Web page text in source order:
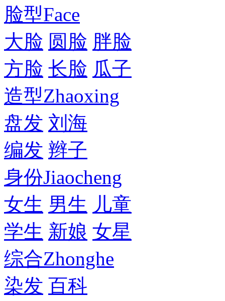
脸型Face
大脸 圆脸 胖脸
方脸 长脸 瓜子
造型Zhaoxing
盘发 刘海
编发 辫子
身份Jiaocheng
女生 男生 儿童
学生 新娘 女星
综合Zhonghe
染发 百科